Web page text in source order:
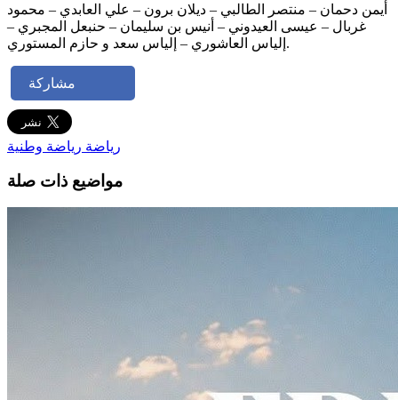
أيمن دحمان – منتصر الطالبي – ديلان برون – علي العابدي – محمود
غربال – عيسى العيدوني – أنيس بن سليمان – حنبعل المجبري –
إلياس العاشوري – إلياس سعد و حازم المستوري.
مشاركة
رياضة رياضة وطنية
مواضيع ذات صلة